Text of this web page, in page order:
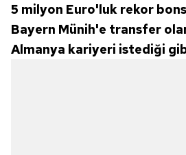
5 milyon Euro'luk rekor
Bayern Münih'e transfer
Almanya kariyeri istediği